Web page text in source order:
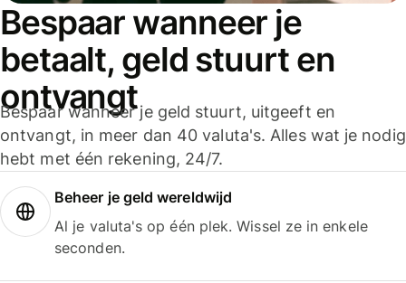
Bespaar wanneer je
betaalt, geld stuurt en
ontvangt
Bespaar wanneer je geld stuurt, uitgeeft en
ontvangt, in meer dan 40 valuta's. Alles wat je nodig
hebt met één rekening, 24/7.
Beheer je geld wereldwijd
Al je valuta's op één plek. Wissel ze in enkele
seconden.